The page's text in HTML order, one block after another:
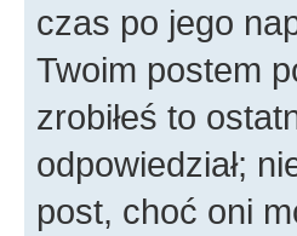
czas po jego
Twoim postem
zrobiłeś to
odpowiedział;
post, choć oni